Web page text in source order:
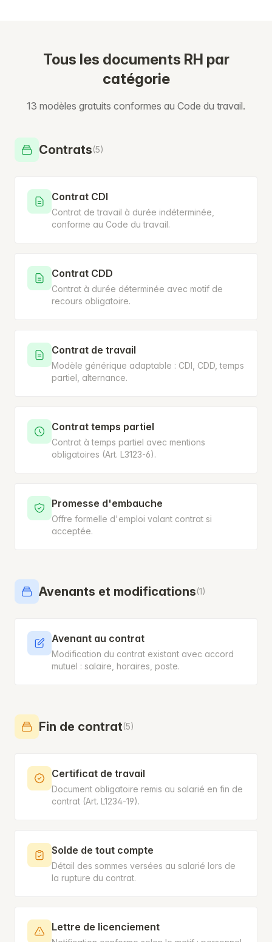
Tous les documents RH par
catégorie
13 modèles gratuits conformes au Code du travail.
Contrats(5)
Contrat CDI
Contrat de travail à durée indéterminée,
conforme au Code du travail.
Contrat CDD
Contrat à durée déterminée avec motif de
recours obligatoire.
Contrat de travail
Modèle générique adaptable : CDI, CDD, temps
partiel, alternance.
Contrat temps partiel
Contrat à temps partiel avec mentions
obligatoires (Art. L3123-6).
Promesse d'embauche
Offre formelle d'emploi valant contrat si
acceptée.
Avenants et modifications(1)
Avenant au contrat
Modification du contrat existant avec accord
mutuel : salaire, horaires, poste.
Fin de contrat(5)
Certificat de travail
Document obligatoire remis au salarié en fin de
contrat (Art. L1234-19).
Solde de tout compte
Détail des sommes versées au salarié lors de
la rupture du contrat.
Lettre de licenciement